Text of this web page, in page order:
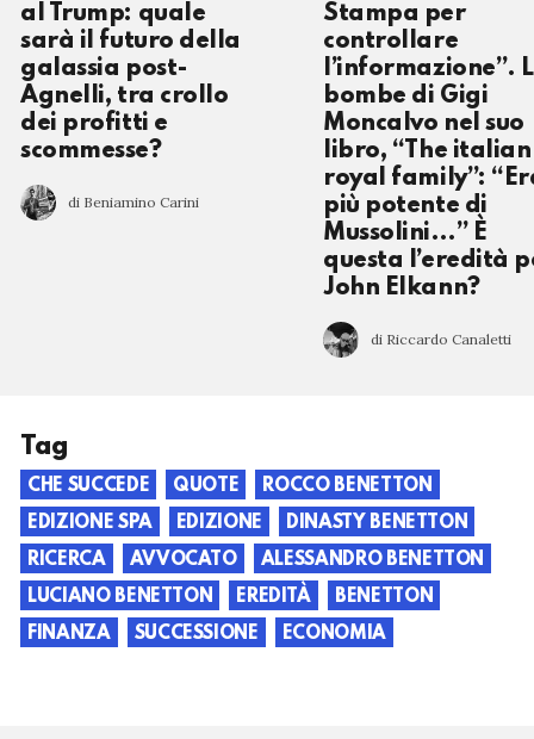
al Trump: quale
sarà il futuro della
galassia post-
Agnelli, tra crollo
dei profitti e
scommesse?
di Beniamino Carini
Stampa per
controllare
l’informazione”.
bombe di Gigi
Moncalvo nel suo
libro, “The italian
royal family”:
più potente di
Mussolini…” È
questa l’eredità
John Elkann?
di Riccardo Canaletti
Tag
CHE SUCCEDE QUOTE
ROCCO BENETTON
EDIZIONE SPA
EDIZIONE
DINASTY BENETTON
RICERCA
AVVOCATO
ALESSANDRO BENETTON
LUCIANO BENETTON
EREDITÀ
BENETTON
FINANZA
SUCCESSIONE ECONOMIA